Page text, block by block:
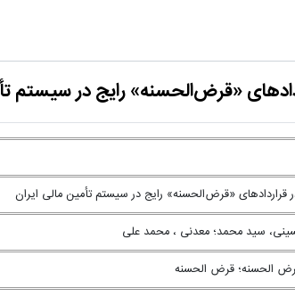
«قرض‌الحسنه» رایج در سیستم
قراردادهای «قرض‌الحسنه» رایج در سیستم تأمین مالی ایران
سید محمد؛ معدنی ، محمد علی
الحسنه؛ قرض الحسنه